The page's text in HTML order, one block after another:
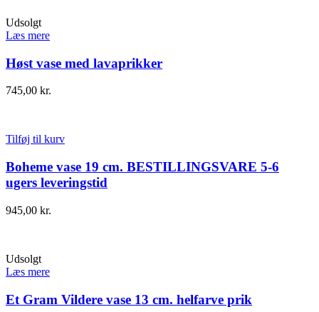
Udsolgt
Læs mere
Høst vase med lavaprikker
745,00 kr.
Tilføj til kurv
Boheme vase 19 cm. BESTILLINGSVARE 5-6
ugers leveringstid
945,00 kr.
Udsolgt
Læs mere
Et Gram Vildere vase 13 cm. helfarve prik